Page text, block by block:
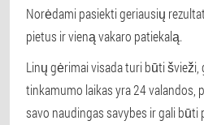
Norėdami pasiekti geriausių
pietus ir vieną vakaro patiekalą.
Linų gėrimai visada turi būti
tinkamumo laikas yra 24 valandos,
savo naudingas savybes ir gali būti